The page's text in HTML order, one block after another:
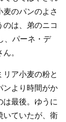
のパンのよさ
のは、弟のニコ
、パーネ・デ
。
ア小麦の粉と
ンより時間がか
は最後。ゆうに
いていたが、衛